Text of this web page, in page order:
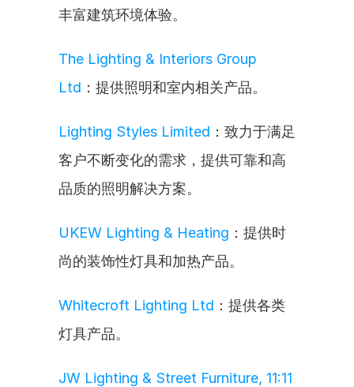
丰富建筑环境体验。
The Lighting & Interiors Group
Ltd ：提供照明和室内相关产品。
Lighting Styles Limited ：致力于满足
客户不断变化的需求，提供可靠和高
品质的照明解决方案。
UKEW Lighting & Heating ：提供时
尚的装饰性灯具和加热产品。
Whitecroft Lighting Ltd ：提供各类
灯具产品。
JW Lighting & Street Furniture, 11:11